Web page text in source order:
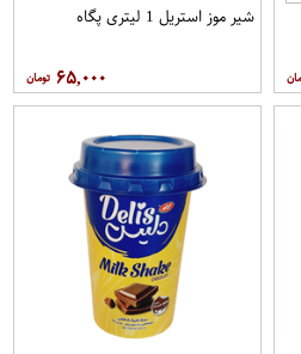
شیر موز استریل 1 لیتری پگاه
۶۵,۰۰۰